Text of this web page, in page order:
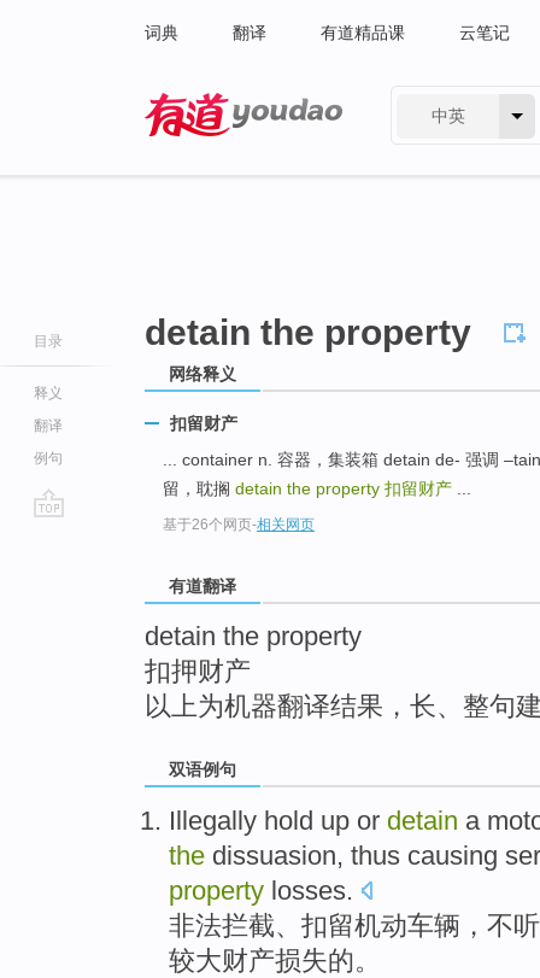
词典 翻译 有道精品课 云笔记
中英
目录
释义
翻译
例句
detain the property
网络释义
扣留财产
... container n. 容器，集装箱 detain de- 强调
留，耽搁 detain the property 扣留财产
基于26个网页-相关网页
有道翻译
detain the property
扣押财产
以上为机器翻译结果，长、整句
双语例句
Illegally hold up or detain a
the dissuasion, thus causing
property losses.
非法拦截、 扣留机动车辆 ， 不听
较大财产损失的。